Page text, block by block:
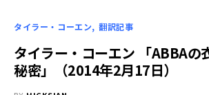
タイラー・コーエン 翻訳記事
タイラー・コーエン 「ABBAの
秘密」（2014年2月17日）